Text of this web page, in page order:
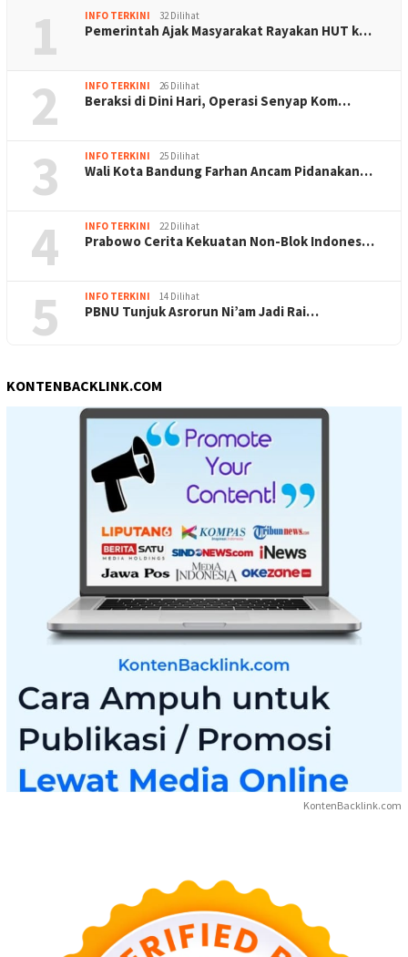
1 INFO TERKINI 32 Dilihat
Pemerintah Ajak Masyarakat Rayakan HUT k…
2 INFO TERKINI 26 Dilihat
Beraksi di Dini Hari, Operasi Senyap Kom…
3 INFO TERKINI 25 Dilihat
Wali Kota Bandung Farhan Ancam Pidanakan…
4 INFO TERKINI 22 Dilihat
Prabowo Cerita Kekuatan Non-Blok Indones…
5 INFO TERKINI 14 Dilihat
PBNU Tunjuk Asrorun Ni’am Jadi Rai…
KONTENBACKLINK.COM
KontenBacklink.com